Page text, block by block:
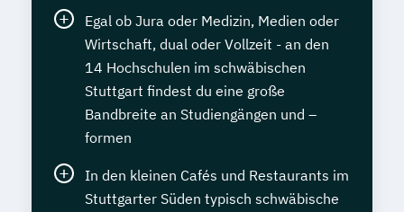
Egal ob Jura oder Medizin, Medien oder
Wirtschaft, dual oder Vollzeit - an den
14 Hochschulen im schwäbischen
Stuttgart findest du eine große
Bandbreite an Studiengängen und –
formen
In den kleinen Cafés und Restaurants im
Stuttgarter Süden typisch schwäbische